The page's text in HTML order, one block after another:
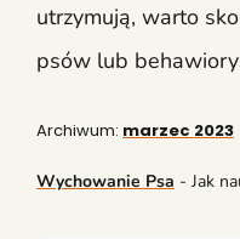
utrzymują, warto
psów lub
Archiwum: marzec 2023
Wychowanie Psa - Jak